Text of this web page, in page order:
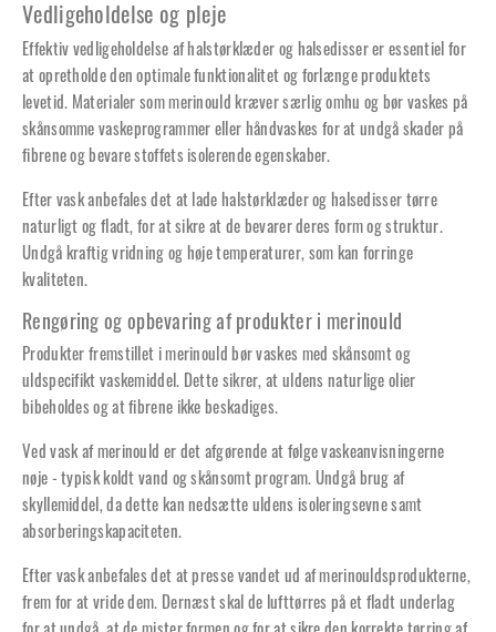
Vedligeholdelse og pleje
Effektiv vedligeholdelse af halstørklæder og halsedisser er essentiel for
at opretholde den optimale funktionalitet og forlænge produktets
levetid. Materialer som merinould kræver særlig omhu og bør vaskes på
skånsomme vaskeprogrammer eller håndvaskes for at undgå skader på
fibrene og bevare stoffets isolerende egenskaber.
Efter vask anbefales det at lade halstørklæder og halsedisser tørre
naturligt og fladt, for at sikre at de bevarer deres form og struktur.
Undgå kraftig vridning og høje temperaturer, som kan forringe
kvaliteten.
Rengøring og opbevaring af produkter i merinould
Produkter fremstillet i merinould bør vaskes med skånsomt og
uldspecifikt vaskemiddel. Dette sikrer, at uldens naturlige olier
bibeholdes og at fibrene ikke beskadiges.
Ved vask af merinould er det afgørende at følge vaskeanvisningerne
nøje - typisk koldt vand og skånsomt program. Undgå brug af
skyllemiddel, da dette kan nedsætte uldens isoleringsevne samt
absorberingskapaciteten.
Efter vask anbefales det at presse vandet ud af merinouldsprodukterne,
frem for at vride dem. Dernæst skal de lufttørres på et fladt underlag